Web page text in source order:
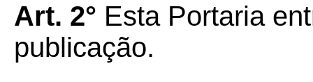
Art. 2° Esta Portaria
publicação.